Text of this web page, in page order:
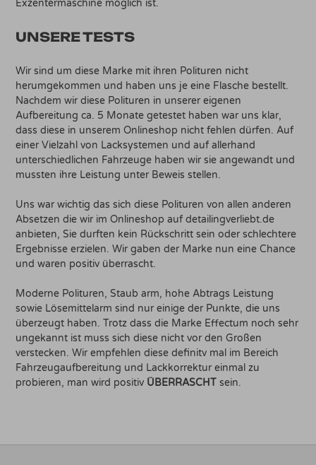
Exzentermaschine möglich ist.
UNSERE TESTS
Wir sind um diese Marke mit ihren Polituren nicht
herumgekommen und haben uns je eine Flasche bestellt.
Nachdem wir diese Polituren in unserer eigenen
Aufbereitung ca. 5 Monate getestet haben war uns klar,
dass diese in unserem Onlineshop nicht fehlen dürfen. Auf
einer Vielzahl von Lacksystemen und auf allerhand
unterschiedlichen Fahrzeuge haben wir sie angewandt und
mussten ihre Leistung unter Beweis stellen.
Uns war wichtig das sich diese Polituren von allen anderen
Absetzen die wir im Onlineshop auf detailingverliebt.de
anbieten, Sie durften kein Rückschritt sein oder schlechtere
Ergebnisse erzielen. Wir gaben der Marke nun eine Chance
und waren positiv überrascht.
Moderne Polituren, Staub arm, hohe Abtrags Leistung
sowie Lösemittelarm sind nur einige der Punkte, die uns
überzeugt haben. Trotz dass die Marke Effectum noch sehr
ungekannt ist muss sich diese nicht vor den Großen
verstecken. Wir empfehlen diese definitv mal im Bereich
Fahrzeugaufbereitung und Lackkorrektur einmal zu
probieren, man wird positiv ÜBERRASCHT sein.